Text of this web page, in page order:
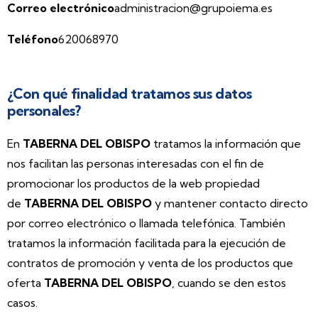
Correo electrónicoadministracion@grupoiema.es
Teléfono620068970
¿Con qué finalidad tratamos sus datos
personales?
En TABERNA DEL OBISPO tratamos la información que
nos facilitan las personas interesadas con el fin de
promocionar los productos de la web propiedad
de TABERNA DEL OBISPO y mantener contacto directo
por correo electrónico o llamada telefónica. También
tratamos la información facilitada para la ejecución de
contratos de promoción y venta de los productos que
oferta TABERNA DEL OBISPO, cuando se den estos
casos.